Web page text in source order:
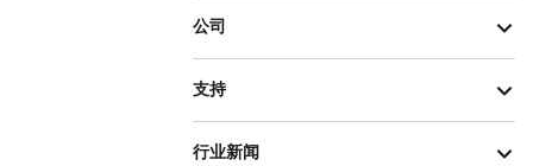
公司
支持
行业新闻